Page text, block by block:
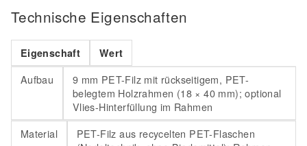
Technische Eigenschaften
Eigenschaft Wert
Aufbau
9 mm PET-Filz mit rückseitigem, PET-
belegtem Holzrahmen (18 × 40 mm); optional
Vlies-Hinterfüllung im Rahmen
Material
PET-Filz aus recycelten PET-Flaschen